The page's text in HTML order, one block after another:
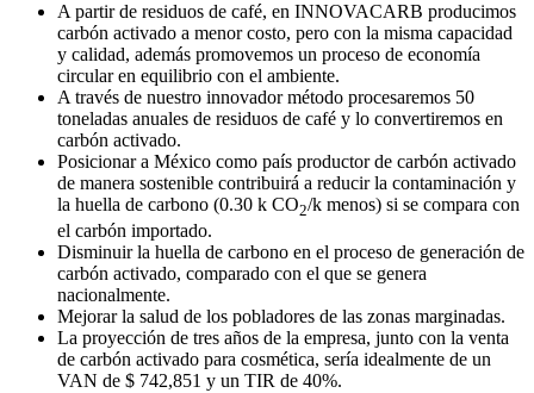
A partir de residuos de café, en INNOVACARB producimos
carbón activado a menor costo, pero con la misma capacidad
y calidad, además promovemos un proceso de economía
circular en equilibrio con el ambiente.
A través de nuestro innovador método procesaremos 50
toneladas anuales de residuos de café y lo convertiremos en
carbón activado.
Posicionar a México como país productor de carbón activado
de manera sostenible contribuirá a reducir la contaminación y
la huella de carbono (0.30 k CO2/k menos) si se compara con
el carbón importado.
Disminuir la huella de carbono en el proceso de generación de
carbón activado, comparado con el que se genera
nacionalmente.
Mejorar la salud de los pobladores de las zonas marginadas.
La proyección de tres años de la empresa, junto con la venta
de carbón activado para cosmética, sería idealmente de un
VAN de $ 742,851 y un TIR de 40%.